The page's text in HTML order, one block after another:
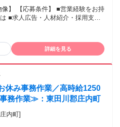
ど、会社を支える中核人材と
時間30分相当分）を含む。12時間30
給与】 月給250,000
採用成功まで伴
しめない方
詳細を見る
休み事務作業／高時給1250
務作業≫：東田川郡庄内町
内町]